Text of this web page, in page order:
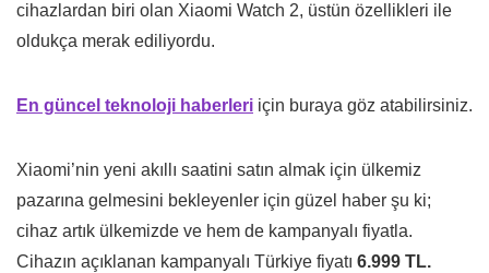
cihazlardan biri olan Xiaomi Watch 2, üstün özellikleri ile
oldukça merak ediliyordu.
En güncel teknoloji haberleri için buraya göz atabilirsiniz.
Xiaomi’nin yeni akıllı saatini satın almak için ülkemiz
pazarına gelmesini bekleyenler için güzel haber şu ki;
cihaz artık ülkemizde ve hem de kampanyalı fiyatla.
Cihazın açıklanan kampanyalı Türkiye fiyatı 6.999 TL.